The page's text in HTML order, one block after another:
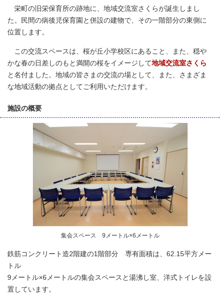
栄町の旧栄保育所の跡地に、地域交流室さくらが誕生しまし
た。民間の病後児保育園と併設の建物で、その一階部分の東側に
位置します。
この交流スペースは、桜が丘小学校区にあること、また、穏や
かな春の日差しのもと満開の桜をイメージして地域交流室さくら
と名付ました。地域の皆さまの交流の場として、また、さまざま
な地域活動の拠点としてご利用いただけます。
施設の概要
集会スペース 9メートル×6メートル
鉄筋コンクリート造2階建の1階部分 専有面積は、62.15平方メー
トル
9メートル×6メートルの集会スペースと湯沸し室、洋式トイレを設
置しています。